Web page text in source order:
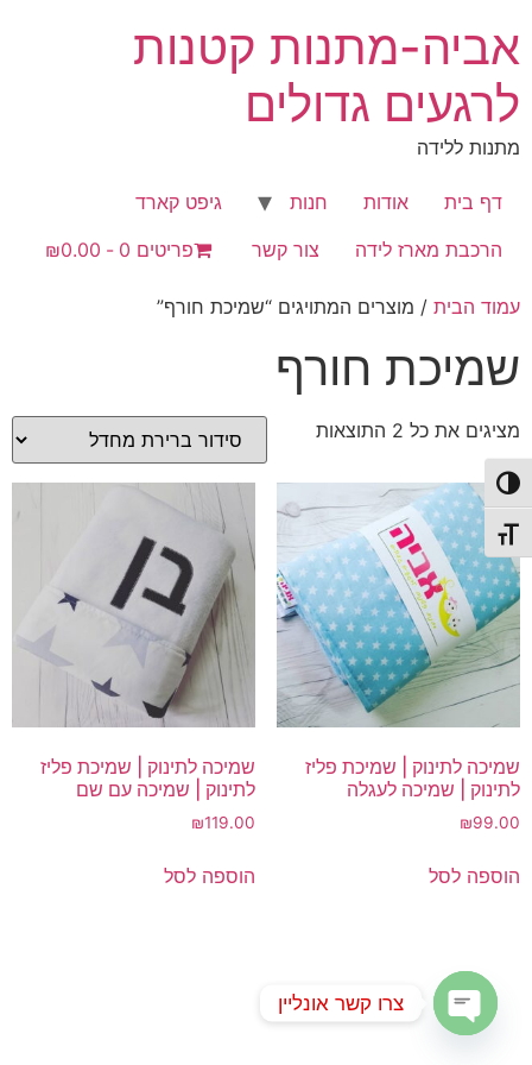
הפעל/כבה ניגודיות גבוהה
מתג גודל גופן
לתוכן
אביה-מתנות קטנות
לרגעים גדולים
מתנות ללידה
דף בית אודות חנות
גיפט קארד
הרכבת מארז לידה
צור קשר פריטים 0 ₪0.00
עמוד הבית / מוצרים המתויגים “שמיכת חורף”
שמיכת חורף
מציגים את כל ⁦2⁩ התוצאות
שמיכה לתינוק | שמיכת פליז
לתינוק | שמיכה לעגלה
₪99.00
הוספה לסל
שמיכה לתינוק | שמיכת פליז
לתינוק | שמיכה עם שם
₪119.00
הוספה לסל
צרו קשר אונליין